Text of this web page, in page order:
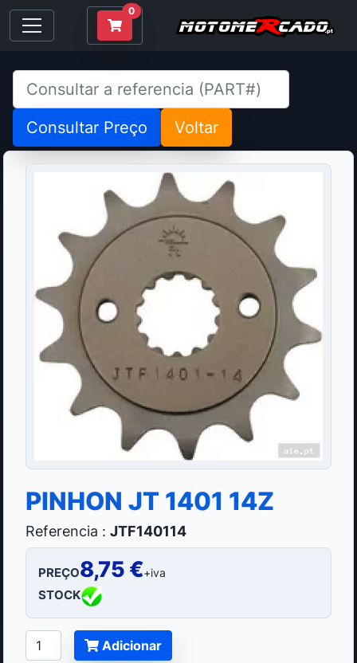
0
Consultar Preço Voltar
PINHON JT 1401 14Z
Referencia : JTF140114
PREÇO8,75 €+iva
STOCK
Adicionar